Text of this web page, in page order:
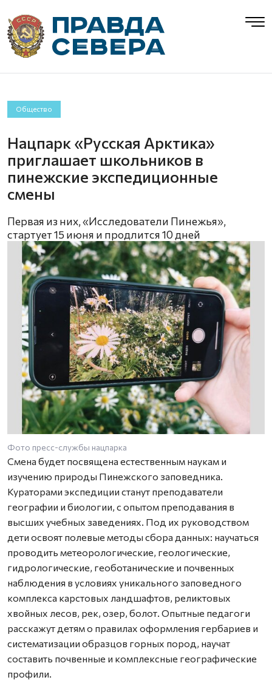
Общество
Нацпарк «Русская Арктика»
приглашает школьников в
пинежские экспедиционные
смены
Первая из них, «Исследователи Пинежья»,
стартует 15 июня и продлится 10 дней
Фото пресс-службы нацпарка
Смена будет посвящена естественным наукам и
изучению природы Пинежского заповедника.
Кураторами экспедиции станут преподаватели
географии и биологии, с опытом преподавания в
высших учебных заведениях. Под их руководством
дети освоят полевые методы сбора данных: научаться
проводить метеорологические, геологические,
гидрологические, геоботанические и почвенных
наблюдения в условиях уникального заповедного
комплекса карстовых ландшафтов, реликтовых
хвойных лесов, рек, озер, болот. Опытные педагоги
расскажут детям о правилах оформления гербариев и
систематизации образцов горных пород, научат
составить почвенные и комплексные географические
профили.